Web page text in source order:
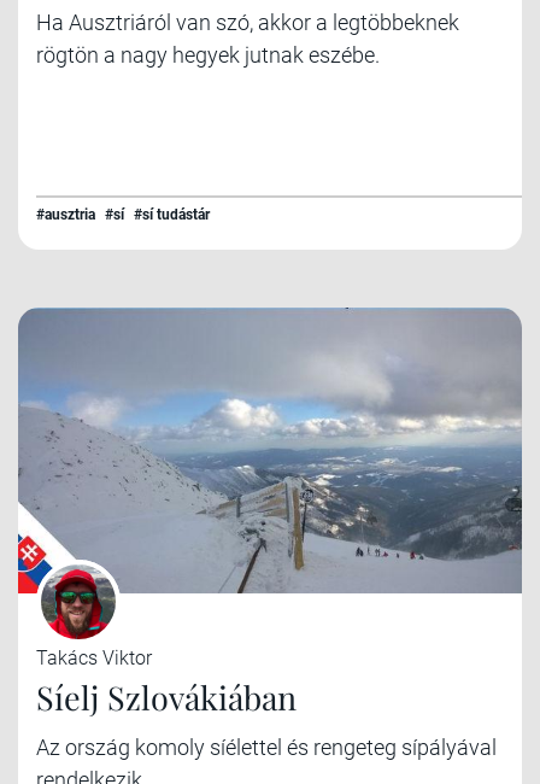
Ha Ausztriáról van szó, akkor a legtöbbeknek
rögtön a nagy hegyek jutnak eszébe.
#ausztria #sí #sí tudástár
Takács Viktor
Síelj Szlovákiában
Az ország komoly síélettel és rengeteg sípályával